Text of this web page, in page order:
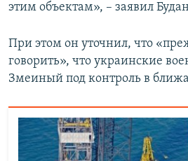
этим объектам», – заявил
При этом он уточнил, что
говорить», что украинские
Змеиный под контроль в